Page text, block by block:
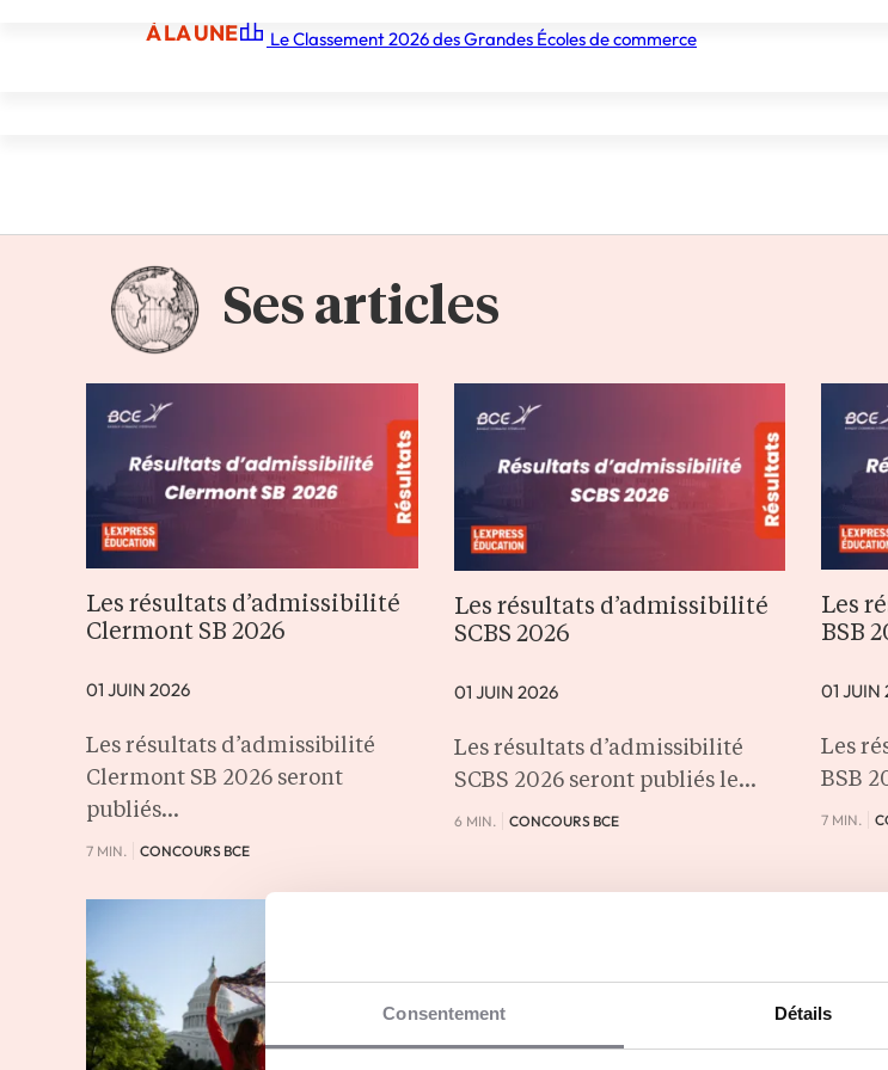
Consentement Détails
À LA UNE Le Classement 2026 des Grandes Écoles de commerce
Ses articles
Les résultats d’admissibilité
Clermont SB 2026
01 JUIN 2026
Les résultats d’admissibilité
Clermont SB 2026 seront
publiés…
7 MIN. CONCOURS BCE
Les résultats d’admissibilité
SCBS 2026
01 JUIN 2026
Les résultats d’admissibilité
SCBS 2026 seront publiés le…
6 MIN. CONCOURS BCE
Les
BSB
01 JUIN
Les
BSB
7 MIN.